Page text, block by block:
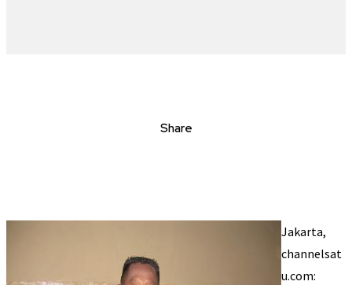
Share
Jakarta,
channelsat
u.com: